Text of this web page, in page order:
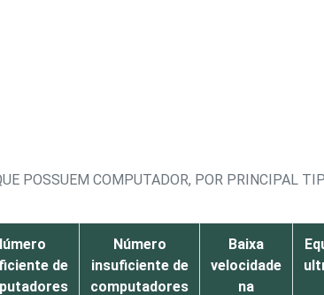
POSSUEM COMPUTADOR, POR PRINCIPAL
de
Número
insuficiente de
computadores
Baixa
velocidade
na